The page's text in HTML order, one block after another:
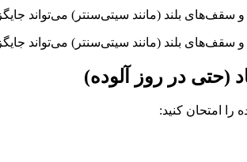
بلند (مانند سیتی‌سنتر) می‌تواند
بلند (مانند سیتی‌سنتر) می‌تواند
(حتی در روز آلوده)
را امتحان کنید: